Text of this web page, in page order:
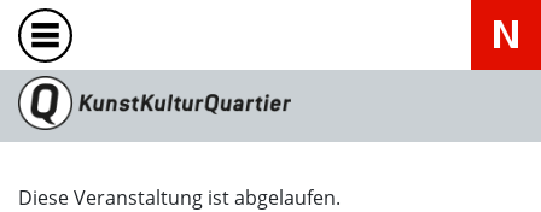
Diese Veranstaltung ist abgelaufen.